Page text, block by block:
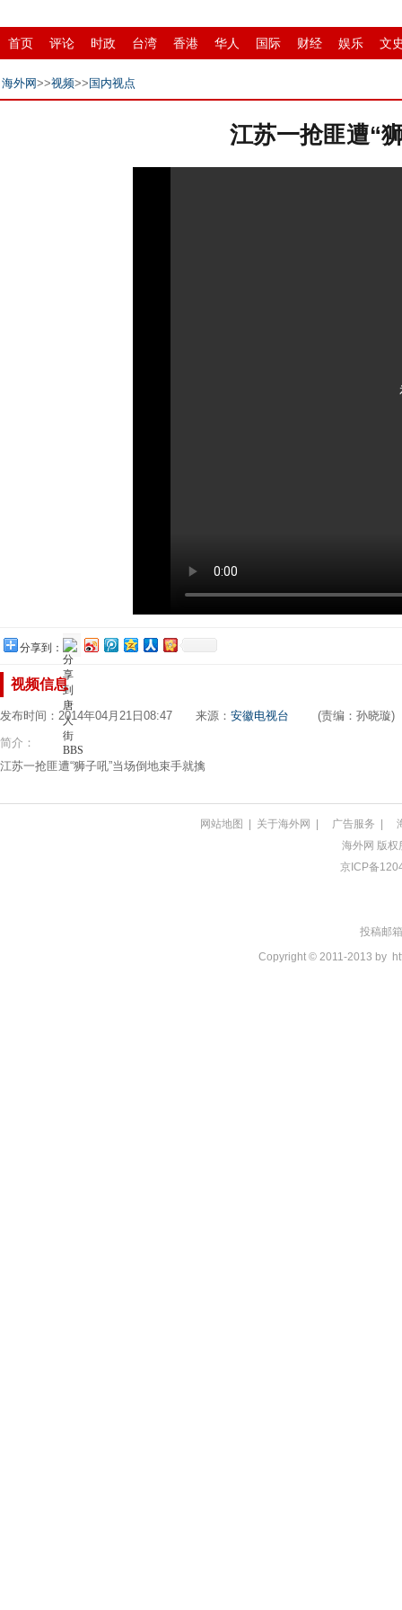
首页 评论 时政 台湾 香港 华人 国际 财经 娱乐 文
招商 县域 环保
海外网>>视频>> 国内视点
江苏一抢匪遭“
分享到：
视频信息
发布时间：2014年04月21日08:47 来源： 安徽电视台 (责编：孙晓璇)
简介：
江苏一抢匪遭“狮子吼”当场倒地束手就擒
网站地图 | 关于海外网 | 广告服务 |
海外网 版权
京ICP备
投稿邮
Copyright © 2011-2013 by